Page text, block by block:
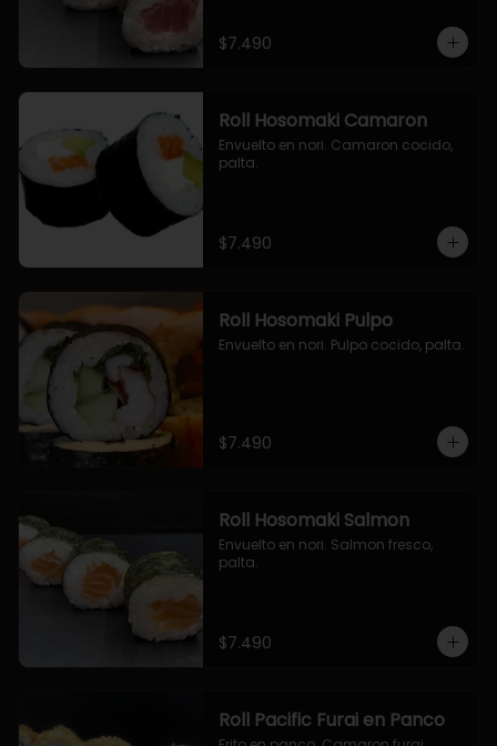
$7.490
Roll Hosomaki Camaron
Envuelto en nori. Camaron cocido,
palta.
$7.490
Roll Hosomaki Pulpo
Envuelto en nori. Pulpo cocido, palta.
$7.490
Roll Hosomaki Salmon
Envuelto en nori. Salmon fresco,
palta.
$7.490
Roll Pacific Furai en Panco